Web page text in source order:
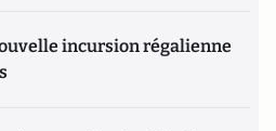
incursion régalienne